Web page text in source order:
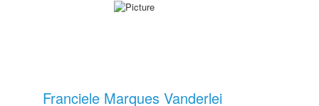
Franciele Marques Vanderlei